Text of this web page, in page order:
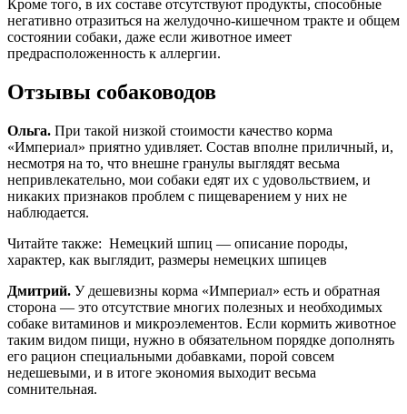
Кроме того, в их составе отсутствуют продукты, способные
негативно отразиться на желудочно-кишечном тракте и общем
состоянии собаки, даже если животное имеет
предрасположенность к аллергии.
Отзывы собаководов
Ольга. При такой низкой стоимости качество корма
«Империал» приятно удивляет. Состав вполне приличный, и,
несмотря на то, что внешне гранулы выглядят весьма
непривлекательно, мои собаки едят их с удовольствием, и
никаких признаков проблем с пищеварением у них не
наблюдается.
Читайте также: Немецкий шпиц — описание породы,
характер, как выглядит, размеры немецких шпицев
Дмитрий. У дешевизны корма «Империал» есть и обратная
сторона — это отсутствие многих полезных и необходимых
собаке витаминов и микроэлементов. Если кормить животное
таким видом пищи, нужно в обязательном порядке дополнять
его рацион специальными добавками, порой совсем
недешевыми, и в итоге экономия выходит весьма
сомнительная.